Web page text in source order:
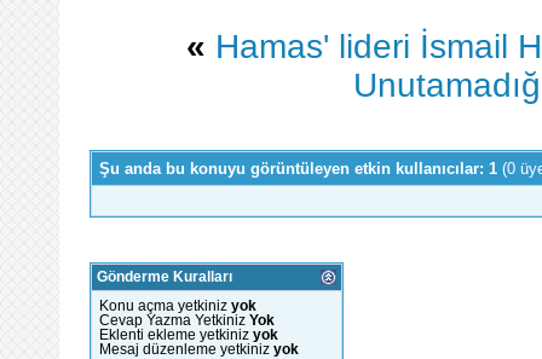
« Hamas' lideri İsmail
Şu anda bu konuyu görüntüleyen etkin kullanıcılar: 1 (0
Gönderme Kuralları
Konu açma yetkiniz yok
Cevap Yazma Yetkiniz Yok
Eklenti ekleme yetkiniz yok
Mesaj düzenleme yetkiniz yok